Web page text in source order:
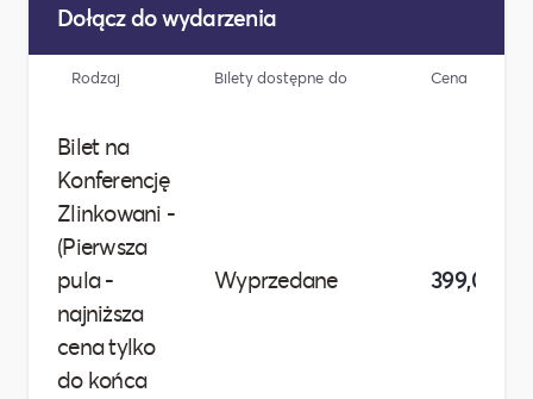
Dołącz do wydarzenia
Rodzaj Bilety dostępne do Cena
Bilet na
Konferencję
Zlinkowani -
(Pierwsza
pula -
najniższa
cena tylko
do końca
Wyprzedane 399,00 zł